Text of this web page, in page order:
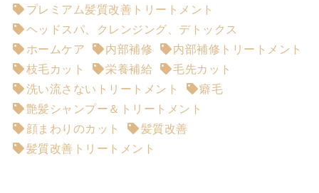
プレミアム髪質改善トリートメント
ヘッドスパ、クレンジング、デトックス
ホームケア
内部補修
内部補修トリートメント
枝毛カット
栄養補給
毛先カット
洗い流さないトリートメント
癖毛
艶髪シャンプー＆トリートメント
顔まわりのカット
髪質改善
髪質改善トリートメント